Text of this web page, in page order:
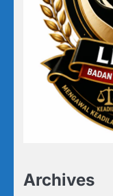
Archives